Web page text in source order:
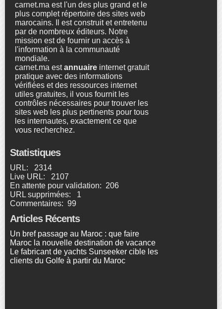
carnet.ma est l'un des plus grand et le
plus complet répertoire des sites web
marocains. Il est construit et entretenu
par de nombreux éditeurs. Notre
mission est de fournir un accès à
l'information à la communauté
mondiale.
carnet.ma estannuaire internet gratuit
pratique avec des informations
vérifiées et des ressources internet
utiles gratuites, il vous fournit les
contrôles nécessaires pour trouver les
sites web les plus pertinents pour tous
les internautes, exactement ce que
vous recherchez.
Statistiques
URL: 2314
Live URL: 2107
En attente pour validation: 206
URL supprimées: 1
Commentaires: 99
Articles Récents
Un bref passage au Maroc : que faire
Maroc la nouvelle destination de vacance
Le fabricant de yachts Sunseeker cible les
clients du Golfe à partir du Maroc